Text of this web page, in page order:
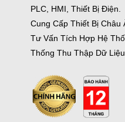
PLC, HMI, Thiết Bị Điện.
Cung Cấp Thiết Bị Châu
Tư Vấn Tích Hợp Hệ
Thống Thu Thập Dữ